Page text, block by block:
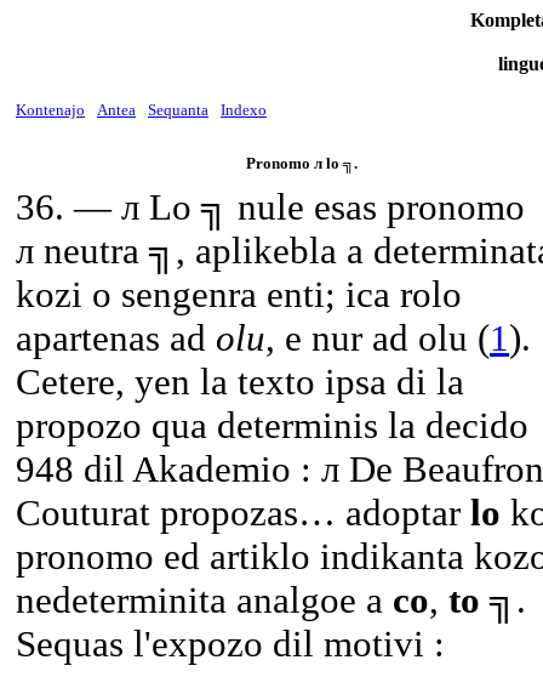
Kontenajo Antea Sequanta Indexo
Pronomo л lo ╗.
36. — л Lo ╗ nule esas pronomo
л neutra ╗, aplikebla a
kozi o sengenra enti; ica rolo
apartenas ad olu, e nur ad olu (1).
Cetere, yen la texto ipsa di la
propozo qua determinis la decido
948 dil Akademio : л De
Couturat propozas… adoptar lo
pronomo ed artiklo indikanta
nedeterminita analgoe a co, to ╗.
Sequas l'expozo dil motivi :